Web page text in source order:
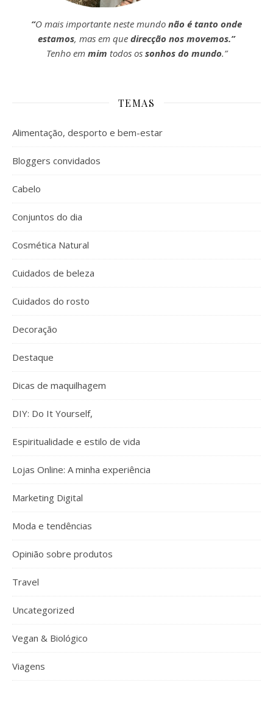
“O mais importante neste mundo não é tanto onde
estamos, mas em que direcção nos movemos.”
Tenho em mim todos ossonhos do mundo.”
TEMAS
Alimentação, desporto e bem-estar
Bloggers convidados
Cabelo
Conjuntos do dia
Cosmética Natural
Cuidados de beleza
Cuidados do rosto
Decoração
Destaque
Dicas de maquilhagem
DIY: Do It Yourself,
Espiritualidade e estilo de vida
Lojas Online: A minha experiência
Marketing Digital
Moda e tendências
Opinião sobre produtos
Travel
Uncategorized
Vegan & Biológico
Viagens